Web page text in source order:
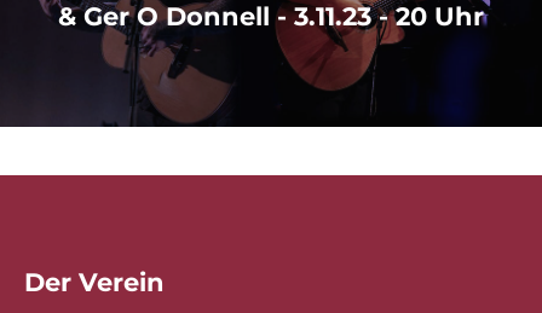
& Ger O Donnell - 3.11.23 - 20 Uhr
Der Verein